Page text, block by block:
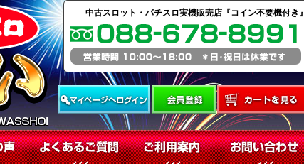
中古スロット・パチスロ実機販売店『コイン不要機付き』